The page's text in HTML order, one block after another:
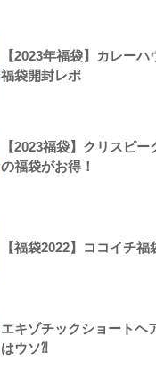
【2023年福袋】カレー
福袋開封レポ
【2023福袋】クリスピ
の福袋がお得！
【福袋2022】ココイチ福
エキゾチックショートヘ
はウソ⁈